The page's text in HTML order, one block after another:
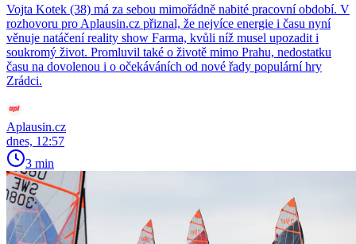
Vojta Kotek (38) má za sebou mimořádně nabité pracovní období. V
rozhovoru pro Aplausin.cz přiznal, že nejvíce energie i času nyní
věnuje natáčení reality show Farma, kvůli níž musel upozadit i
soukromý život. Promluvil také o životě mimo Prahu, nedostatku
času na dovolenou i o očekáváních od nové řady populární hry
Zrádci.
Aplausin.cz
dnes, 12:57
3 min